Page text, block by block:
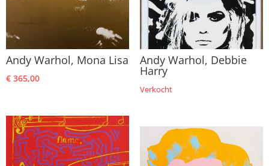
Andy Warhol, Mona Lisa
€ 365,00
Andy Warhol, Debbie
Harry
Verkocht